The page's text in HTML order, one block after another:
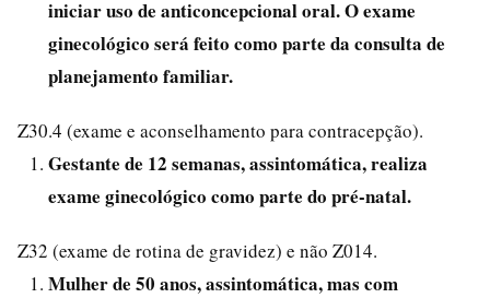
iniciar uso de anticoncepcional oral. O exame
ginecológico será feito como parte da consulta de
planejamento familiar.
Z30.4 (exame e aconselhamento para contracepção).
Gestante de 12 semanas, assintomática, realiza
exame ginecológico como parte do pré-natal.
Z32 (exame de rotina de gravidez) e não Z014.
Mulher de 50 anos, assintomática, mas com